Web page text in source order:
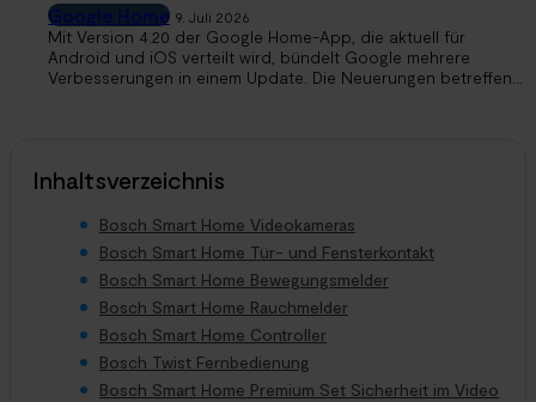
Google Home 9. Juli 2026
Mit Version 4.20 der Google Home-App, die aktuell für
Android und iOS verteilt wird, bündelt Google mehrere
Verbesserungen in einem Update. Die Neuerungen betreffen...
Inhaltsverzeichnis
Bosch Smart Home Videokameras
Bosch Smart Home Tür- und Fensterkontakt
Bosch Smart Home Bewegungsmelder
Bosch Smart Home Rauchmelder
Bosch Smart Home Controller
Bosch Twist Fernbedienung
Bosch Smart Home Premium Set Sicherheit im Video